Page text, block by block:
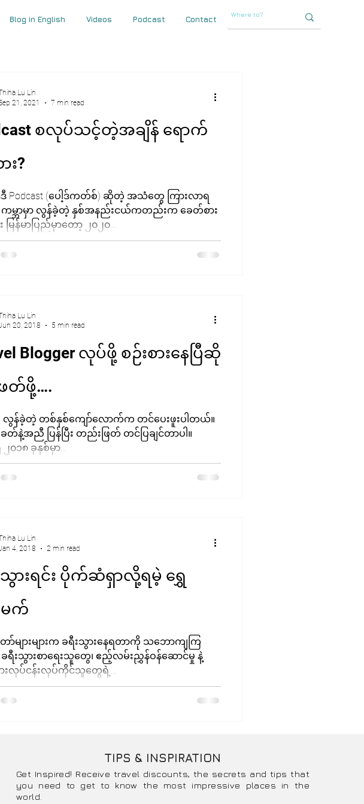
Blog in English Videos Podcast Contact
စလုပ်သင့်တဲ့အချိန် ရောက်
း?
Podcast (ပေါ့ဒ်ကတ်စ်) ဆိုတဲ့ အသံတွေ ကြားလာရ
မ္ဘာမှာ လွန်ခဲ့တဲ့ နှစ်အနည်းငယ်ကတည်းက ခေတ်စား
မြန်မာပြည်မှာတော့ ၂၀၂၀...
Lu Lin
21, 2021
7 min read
Blogger လုပ်ဖို့ စဉ်းစားနေပြီဆို
တ်ဖို့….
လွန်ခဲ့တဲ့ တစ်နှစ်ကျော်လောက်က တင်ပေးဖူးပါတယ်။
တ်နဲ့အညီ ပြန်ပြီး တည်းဖြတ် တင်ပြချင်တာပါ။
၁၈ ခုနှစ်မှာ...
Lu Lin
20, 2018
5 min read
သွားရင်း ပိုက်ဆံရှာလို့ရမဲ့ ရွှေ
က်
များများက ခရီးသွားနေရတာကို သဘောကျကြ
ရီးသွားစာရေးသူတွေ၊ ဧည့်လမ်းညွှန်ဝန်ဆောင်မှု နဲ့
းလုပ်ငန်းလုပ်ကိုင်သူတွေရဲ့...
Lu Lin
4, 2018
2 min read
TIPS & INSPIRATION
Get Inspired! Receive travel discounts, the secrets and tips that
you need to get to know the most impressive places in the
world.